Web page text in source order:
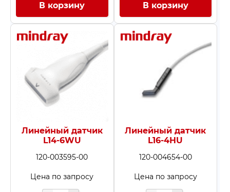
В корзину В корзину
Линейный датчик
L14-6WU
120-003595-00
Цена по запросу
Линейный датчик
L16-4HU
120-004654-00
Цена по запросу